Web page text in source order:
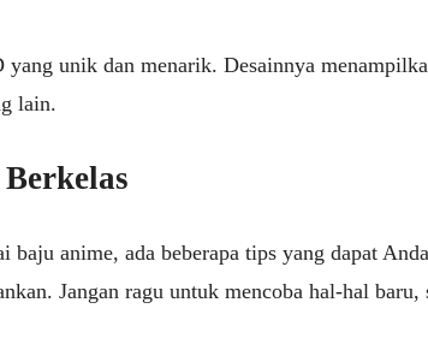
yang unik dan menarik. Desainnya
lain.
anime, ada beberapa tips yang dapat
Jangan ragu untuk mencoba hal-hal